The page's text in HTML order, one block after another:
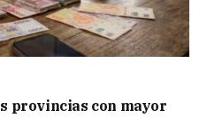
provincias con mayor